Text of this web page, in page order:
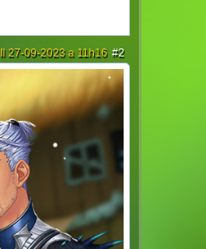
#2
Il 27-09-2023 a 11h16